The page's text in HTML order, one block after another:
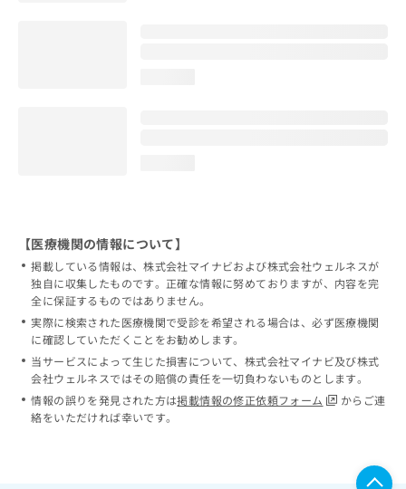
【医療機関の情報について】
掲載している情報は、株式会社マイナビおよび株式会社ウェルネスが
独自に収集したものです。正確な情報に努めておりますが、内容を完
全に保証するものではありません。
実際に検索された医療機関で受診を希望される場合は、必ず医療機関
に確認していただくことをお勧めします。
当サービスによって生じた損害について、株式会社マイナビ及び株式
会社ウェルネスではその賠償の責任を一切負わないものとします。
情報の誤りを発見された方は掲載情報の修正依頼フォーム
からご連
絡をいただければ幸いです。